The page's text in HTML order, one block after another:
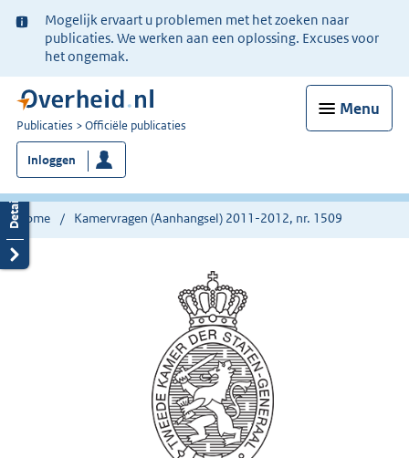
Ter
informatie:
Mogelijk ervaart u problemen met het zoeken naar
publicaties. We werken aan een oplossing. Excuses voor
het ongemak.
Menu
U
bent
nu
hier:
Publicaties Officiële publicaties
Inloggen
Home Kamervragen (Aanhangsel) 2011-2012, nr. 1509